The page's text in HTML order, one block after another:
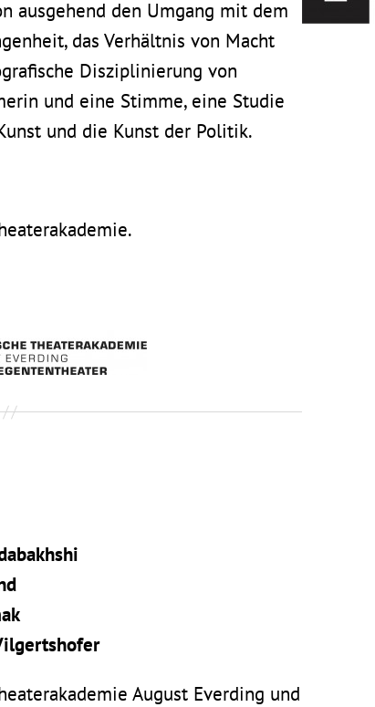
ausgehend den Umgang mit dem
das Verhältnis von Macht
Disziplinierung von
und eine Stimme, eine Studie
und die Kunst der Politik.
August Everding und